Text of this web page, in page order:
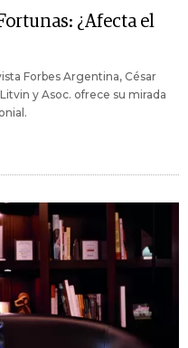
¿Afecta el
Forbes Argentina, César
y Asoc. ofrece su mirada